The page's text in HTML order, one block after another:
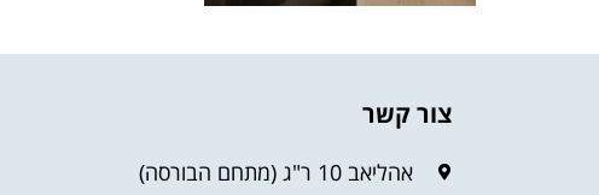
צור קשר
אהליאב 10 ר"ג (מתחם הבורסה)